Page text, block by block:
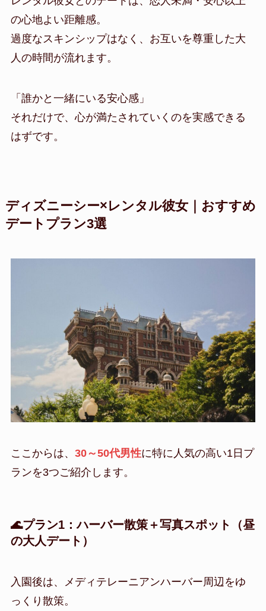
の心地よい距離感。
過度なスキンシップはなく、お互いを尊重した大
人の時間が流れます。
「誰かと一緒にいる安心感」
それだけで、心が満たされていくのを実感できる
はずです。
ディズニーシー×レンタル彼女｜おすすめ
デートプラン3選
ここからは、 30～50代男性に特に人気の高い1日プ
ランを3つご紹介します。
🌊プラン1：ハーバー散策＋写真スポット（昼
の大人デート）
入園後は、メディテレーニアンハーバー周辺をゆ
っくり散策。